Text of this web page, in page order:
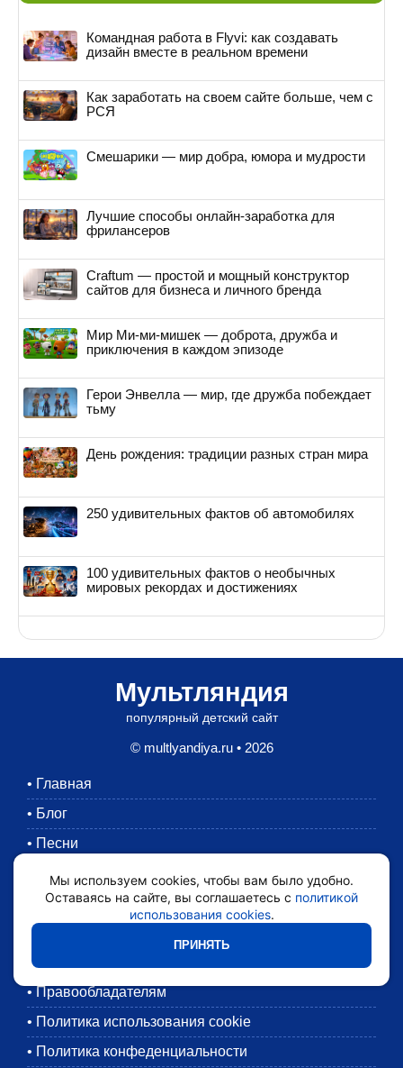
Командная работа в Flyvi: как создавать
дизайн вместе в реальном времени
Как заработать на своем сайте больше, чем с
РСЯ
Смешарики — мир добра, юмора и мудрости
Лучшие способы онлайн-заработка для
фрилансеров
Craftum — простой и мощный конструктор
сайтов для бизнеса и личного бренда
Мир Ми-ми-мишек — доброта, дружба и
приключения в каждом эпизоде
Герои Энвелла — мир, где дружба побеждает
тьму
День рождения: традиции разных стран мира
250 удивительных фактов об автомобилях
100 удивительных фактов о необычных
мировых рекордах и достижениях
Мультляндия
популярный детский сайт
© multlyandiya.ru • 2026
• Главная
• Блог
• Песни
Раскраски
Картинки
•
•
• Правообладателям
• Политика использования cookie
• Политика конфеденциальности
Мы используем cookies, чтобы вам было удобно.
Оставаясь на сайте, вы соглашаетесь с политикой
использования cookies.
ПРИНЯТЬ